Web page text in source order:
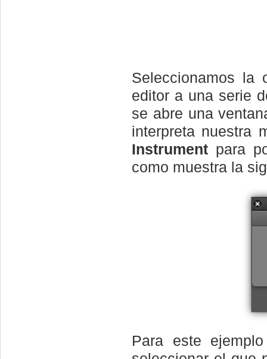
Seleccionamos la
editor a una serie
se abre una
interpreta nuestra
Instrument para
como muestra la
Para este